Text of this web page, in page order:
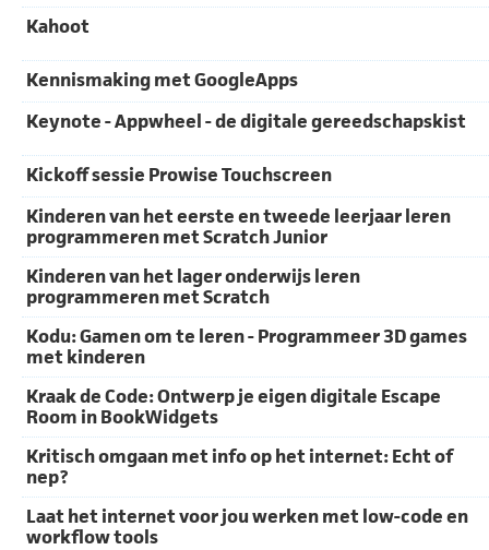
Kahoot
Kennismaking met GoogleApps
Keynote - Appwheel - de digitale gereedschapskist
Kickoff sessie Prowise Touchscreen
Kinderen van het eerste en tweede leerjaar leren
programmeren met Scratch Junior
Kinderen van het lager onderwijs leren
programmeren met Scratch
Kodu: Gamen om te leren - Programmeer 3D games
met kinderen
Kraak de Code: Ontwerp je eigen digitale Escape
Room in BookWidgets
Kritisch omgaan met info op het internet: Echt of
nep?
Laat het internet voor jou werken met low-code en
workflow tools